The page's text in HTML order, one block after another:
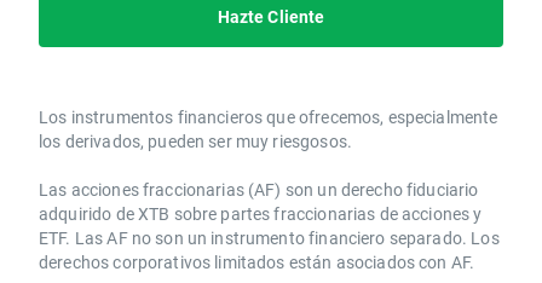
Hazte Cliente
Los instrumentos financieros que ofrecemos, especialmente
los derivados, pueden ser muy riesgosos.
Las acciones fraccionarias (AF) son un derecho fiduciario
adquirido de XTB sobre partes fraccionarias de acciones y
ETF. Las AF no son un instrumento financiero separado. Los
derechos corporativos limitados están asociados con AF.